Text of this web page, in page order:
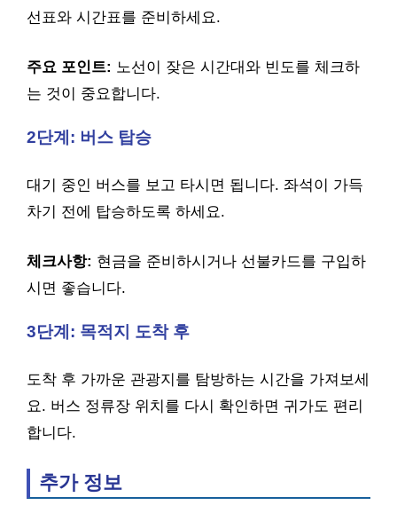
선표와 시간표를 준비하세요.
주요 포인트: 노선이 잦은 시간대와 빈도를 체크하
는 것이 중요합니다.
2단계: 버스 탑승
대기 중인 버스를 보고 타시면 됩니다. 좌석이 가득
차기 전에 탑승하도록 하세요.
체크사항: 현금을 준비하시거나 선불카드를 구입하
시면 좋습니다.
3단계: 목적지 도착 후
도착 후 가까운 관광지를 탐방하는 시간을 가져보세
요. 버스 정류장 위치를 다시 확인하면 귀가도 편리
합니다.
추가 정보